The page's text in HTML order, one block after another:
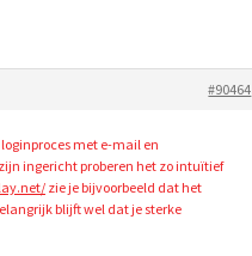
#90464
met e-mail en
ingericht proberen het zo intuïtief
zie je bijvoorbeeld dat het
blijft wel dat je sterke